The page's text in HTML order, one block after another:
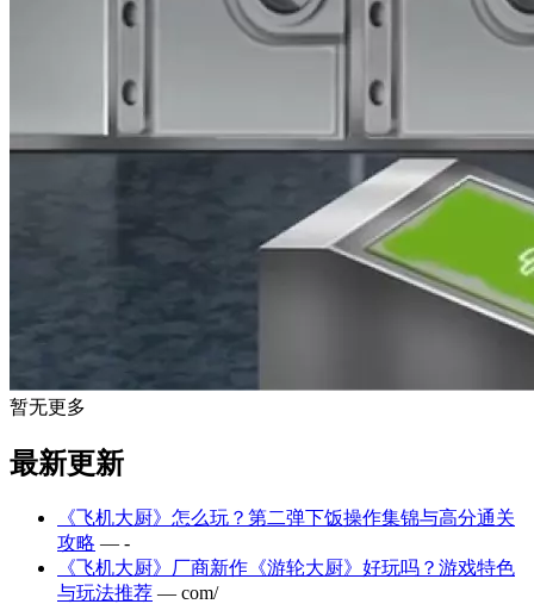
暂无更多
最新更新
《飞机大厨》怎么玩？第二弹下饭操作集锦与高分通关
攻略 — -
《飞机大厨》厂商新作《游轮大厨》好玩吗？游戏特色
与玩法推荐 — com/